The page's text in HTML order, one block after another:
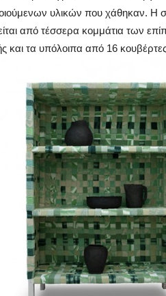
υλικών που χάθηκαν. Η
από τέσσερα κομμάτια των
και τα υπόλοιπα από 16